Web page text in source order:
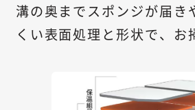
溝の奥までスポンジが届き
くい表面処理と形状で、